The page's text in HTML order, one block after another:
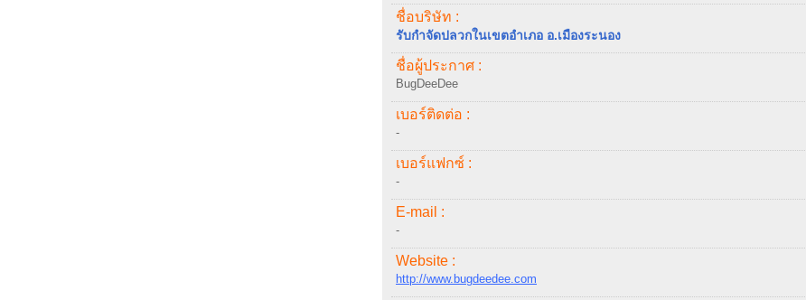
ชื่อบริษัท :
รับกำจัดปลวกในเขตอำเภอ อ.เมืองระนอง
ชื่อผู้ประกาศ :
BugDeeDee
เบอร์ติดต่อ :
-
เบอร์แฟกซ์ :
-
E-mail :
-
Website :
http://www.bugdeedee.com